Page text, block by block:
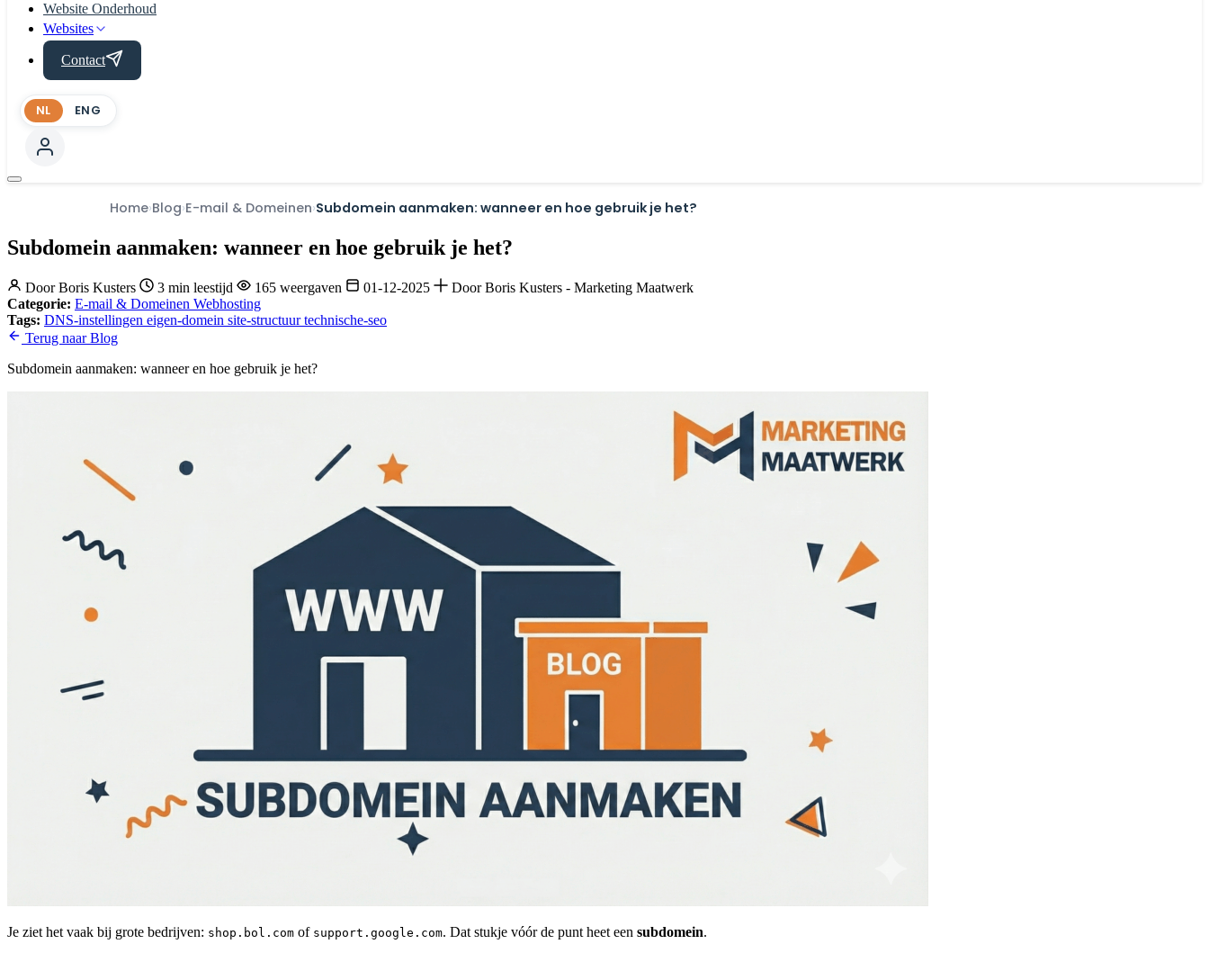
Website Onderhoud
Websites
Contact
NL ENG
Home Blog E-mail & Domeinen Subdomein aanmaken: wanneer en hoe gebruik je het?
Subdomein aanmaken: wanneer en hoe gebruik je het?
DoorBoris Kusters 3 min leestijd 165 weergaven 01-12-2025
Door Boris Kusters - Marketing Maatwerk
Categorie: E-mail & Domeinen Webhosting
Tags: DNS-instellingen eigen-domein site-structuurtechnische-seo
Terug naar Blog
Subdomein aanmaken: wanneer en hoe gebruik je het?
Je ziet het vaak bij grote bedrijven: shop.bol.com of support.google.com. Dat stukje vóór de punt heet een subdomein.